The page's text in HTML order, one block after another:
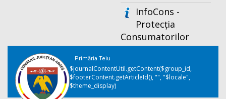
InfoCons -
Protecția
Consumatorilor
Primăria Teiu
$journalContentUtil.getContent($group_id,
$footerContent.getArticleId(), "", "$locale",
$theme_display)